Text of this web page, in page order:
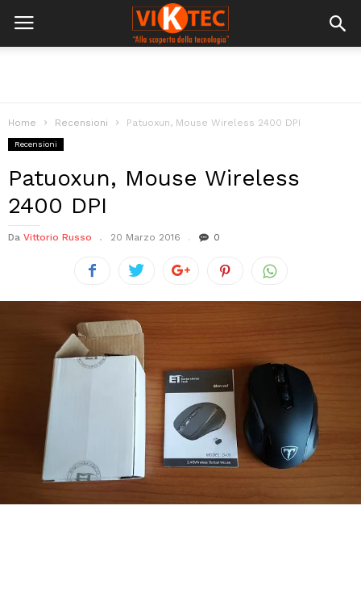
Home Recensioni Patuoxun, Mouse Wireless 2400 DPI
Recensioni
Patuoxun, Mouse Wireless
2400 DPI
Da Vittorio Russo 20 Marzo 2016 0